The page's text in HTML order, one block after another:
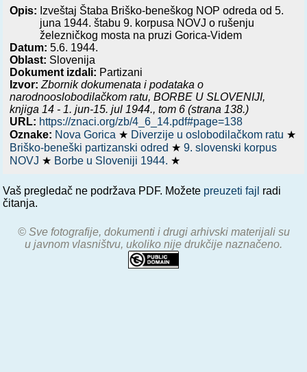
Opis: Izveštaj Štaba Briško-beneškog NOP odreda od 5.
juna 1944. štabu 9. korpusa NOVJ o rušenju
železničkog mosta na pruzi Gorica-Videm
Datum:5.6. 1944.
Oblast: Slovenija
Dokument izdali: Partizani
Izvor: Zbornik dokumenata i podataka o
narodnooslobodilačkom ratu,BORBE U SLOVENIJI,
knjiga 14 - 1. jun-15. jul 1944., tom 6 (strana 138.)
URL: https://znaci.org/zb/4_6_14.pdf#page=138
Oznake: Nova Gorica ★ Diverzije u oslobodilačkom ratu ★
Briško-beneški partizanski odred ★9. slovenski korpus
NOVJ ★ Borbe u Sloveniji 1944. ★
Vaš pregledač ne podržava PDF. Možete preuzeti fajl radi
čitanja.
© Sve fotografije, dokumenti i drugi arhivski materijali su
u javnom vlasništvu, ukoliko nije drukčije naznačeno.